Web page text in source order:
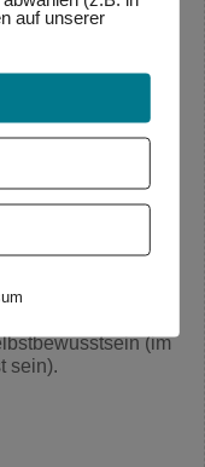
mit unseren
(im
sein).
auf unserer